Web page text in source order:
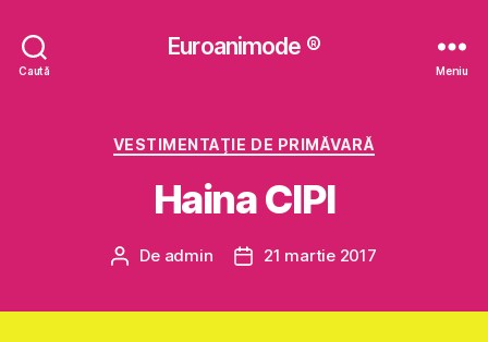
Caută
Euroanimode ®
Meniu
Categorii
VESTIMENTAŢIE DE PRIMĂVARĂ
Haina CIPI
Autor
De admin
Dată21 martie 2017